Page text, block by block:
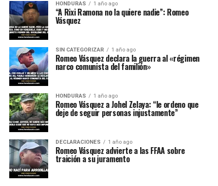
HONDURAS 1 año ago
“A Rixi Ramona no la quiere nadie”: Romeo
Vásquez
SIN CATEGORIZAR 1 año ago
Romeo Vásquez declara la guerra al «régimen
narco comunista del familión»
HONDURAS 1 año ago
Romeo Vásquez a Johel Zelaya: “le ordeno que
deje de seguir personas injustamente”
DECLARACIONES 1 año ago
Romeo Vásquez advierte a las FFAA sobre
traición a su juramento